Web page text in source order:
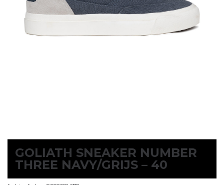
GOLIATH SNEAKER NUMBER
THREE NAVY/GRIJS – 40